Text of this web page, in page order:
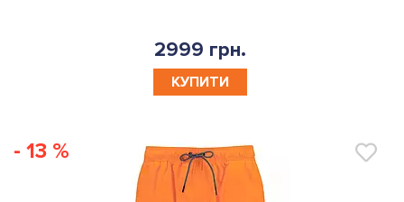
2999 грн.
КУПИТИ
- 13 %